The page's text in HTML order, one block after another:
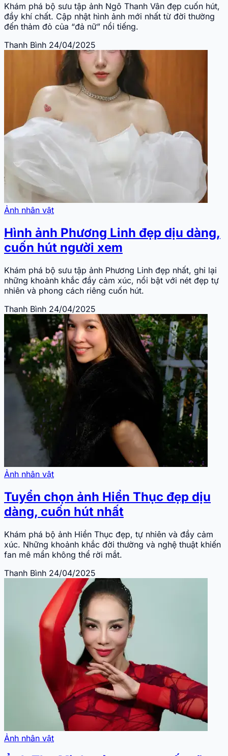
Khám phá bộ sưu tập ảnh Ngô Thanh Vân đẹp cuốn hút,
đầy khí chất. Cập nhật hình ảnh mới nhất từ đời thường
đến thảm đỏ của “đả nữ” nổi tiếng.
Thanh Bình 24/04/2025
Ảnh nhân vật
Hình ảnh Phương Linh đẹp dịu dàng,
cuốn hút người xem
Khám phá bộ sưu tập ảnh Phương Linh đẹp nhất, ghi lại
những khoảnh khắc đầy cảm xúc, nổi bật với nét đẹp tự
nhiên và phong cách riêng cuốn hút.
Thanh Bình 24/04/2025
Ảnh nhân vật
Tuyển chọn ảnh Hiền Thục đẹp dịu
dàng, cuốn hút nhất
Khám phá bộ ảnh Hiền Thục đẹp, tự nhiên và đầy cảm
xúc. Những khoảnh khắc đời thường và nghệ thuật khiến
fan mê mẩn không thể rời mắt.
Thanh Bình 24/04/2025
Ảnh nhân vật